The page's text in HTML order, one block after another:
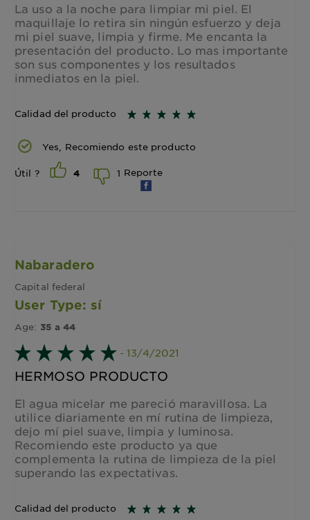
La uso a la noche para limpiar mi piel. El
maquillaje lo retira sin ningún esfuerzo y deja
mi piel suave, limpia y firme. Me encanta la
presentación del producto. Lo mas importante
son sus componentes y los resultados
inmediatos en la piel.
Calidad del producto
Yes, Recomiendo este producto
Útil ? 4 1 Reporte
Nabaradero
Capital federal
User Type: sí
Age: 35 a 44
- 13/4/2021
HERMOSO PRODUCTO
El agua micelar me pareció maravillosa. La
utilice diariamente en mí rutina de limpieza,
dejo mí piel suave, limpia y luminosa.
Recomiendo este producto ya que
complementa la rutina de limpieza de la piel
superando las expectativas.
Calidad del producto